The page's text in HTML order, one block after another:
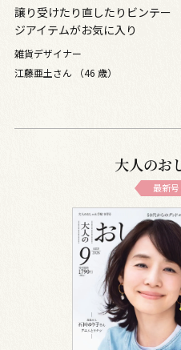
譲り受けたり直したりビンテー
ジアイテムがお気に入り
雑貨デザイナー
江藤亜土さん （46 歳）
大人のお
最新